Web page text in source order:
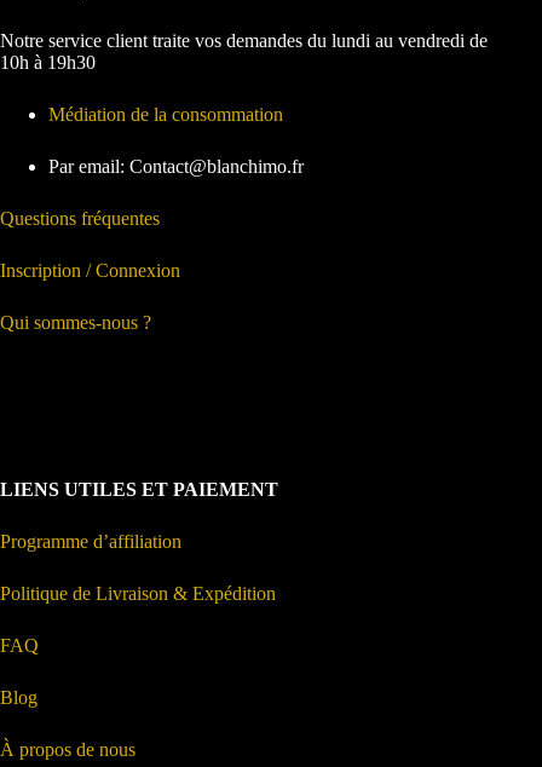
Notre service client traite vos demandes du lundi au vendredi de
10h à 19h30
Médiation de la consommation
Par email: Contact@blanchimo.fr
Questions fréquentes
Inscription / Connexion
Qui sommes-nous ?
LIENS UTILES ET PAIEMENT
Programme d’affiliation
Politique de Livraison & Expédition
FAQ
Blog
À propos de nous